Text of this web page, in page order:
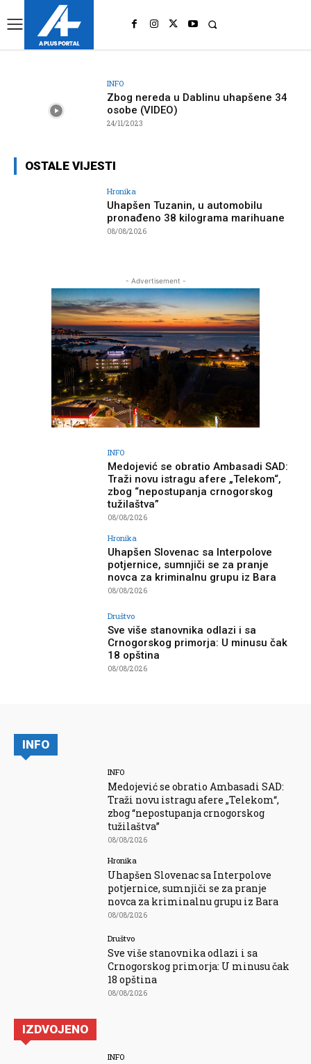
INFO
Zbog nereda u Dablinu uhapšene 34
osobe (VIDEO)
24/11/2023
OSTALE VIJESTI
Hronika
Uhapšen Tuzanin, u automobilu
pronađeno 38 kilograma marihuane
08/08/2026
- Advertisement -
INFO
Medojević se obratio Ambasadi SAD:
Traži novu istragu afere „Telekom“,
zbog “nepostupanja crnogorskog
tužilaštva”
08/08/2026
Hronika
Uhapšen Slovenac sa Interpolove
potjernice, sumnjiči se za pranje
novca za kriminalnu grupu iz Bara
08/08/2026
Društvo
Sve više stanovnika odlazi i sa
Crnogorskog primorja: U minusu čak
18 opština
08/08/2026
INFO
INFO
Medojević se obratio Ambasadi SAD:
Traži novu istragu afere „Telekom“,
zbog “nepostupanja crnogorskog
tužilaštva”
08/08/2026
Hronika
Uhapšen Slovenac sa Interpolove
potjernice, sumnjiči se za pranje
novca za kriminalnu grupu iz Bara
08/08/2026
Društvo
Sve više stanovnika odlazi i sa
Crnogorskog primorja: U minusu čak
18 opština
08/08/2026
IZDVOJENO
INFO